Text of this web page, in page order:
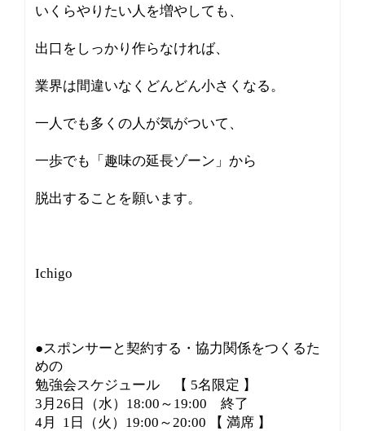
いくらやりたい人を増やしても、
出口をしっかり作らなければ、
業界は間違いなくどんどん小さくなる。
一人でも多くの人が気がついて、
一歩でも「趣味の延長ゾーン」から
脱出することを願います。
Ichigo
●スポンサーと契約する・協力関係をつくるた
めの
勉強会スケジュール 【 5名限定 】
3月26日（水）18:00～19:00 終了
4月 1日（火）19:00～20:00 【 満席 】